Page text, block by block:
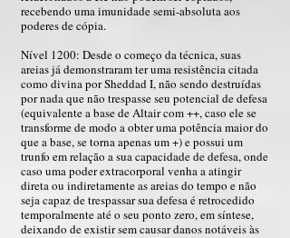
recebendo uma imunidade semi-absoluta aos
poderes de cópia.
Nível 1200: Desde o começo da técnica, suas
areias já demonstraram ter uma resistência citada
como divina por Sheddad I, não sendo destruídas
por nada que não trespasse seu potencial de defesa
(equivalente a base de Altair com ++, caso ele se
transforme de modo a obter uma potência maior do
que a base, se torna apenas um +) e possui um
trunfo em relação a sua capacidade de defesa, onde
caso uma poder extracorporal venha a atingir
direta ou indiretamente as areias do tempo e não
seja capaz de trespassar sua defesa é retrocedido
temporalmente até o seu ponto zero, em síntese,
deixando de existir sem causar danos notáveis às